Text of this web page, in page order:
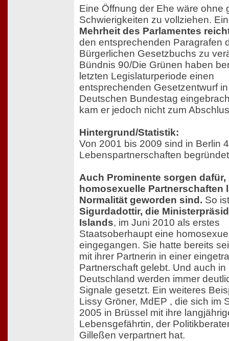
Eine Öffnung der Ehe wäre ohne
Schwierigkeiten zu vollziehen.
Mehrheit des Parlamentes
den entsprechenden Paragrafen
Bürgerlichen Gesetzbuchs zu
Bündnis 90/Die Grünen haben
letzten Legislaturperiode einen
entsprechenden Gesetzentwurf
Deutschen Bundestag
kam er jedoch nicht zum
Hintergrund/Statistik:
Von 2001 bis 2009 sind in Berlin
Lebenspartnerschaften
Auch Prominente sorgen dafür,
homosexuelle Partnerschaften
Normalität geworden sind. So
Sigurdadottir, die
Islands, im Juni 2010 als erstes
Staatsoberhaupt eine
eingegangen. Sie hatte bereits
mit ihrer Partnerin in einer
Partnerschaft gelebt. Und auch in
Deutschland werden immer
Signale gesetzt. Ein weiteres
Lissy Gröner, MdEP , die sich im
2005 in Brüssel mit ihre
Lebensgefährtin, der
Gilleßen verpartnert hat.